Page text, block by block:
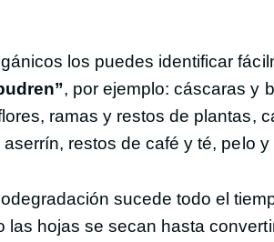
los puedes identificar
, por ejemplo: cáscaras y
ramas y restos de plantas,
restos de café y té, pelo
sucede todo el
las hojas se secan hasta